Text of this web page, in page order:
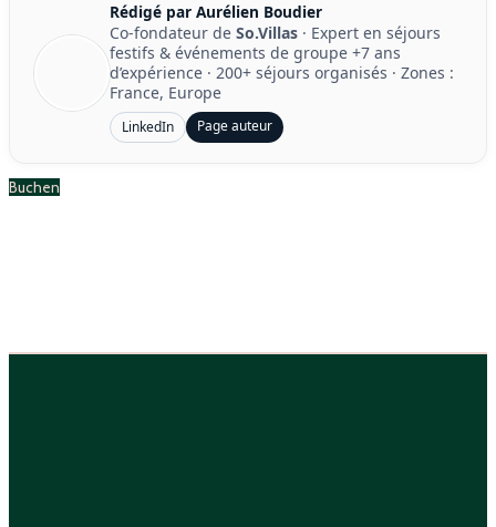
Rédigé par Aurélien Boudier
Co-fondateur de So.Villas · Expert en séjours
festifs & événements de groupe +7 ans
d’expérience · 200+ séjours organisés · Zones :
France, Europe
LinkedIn Page auteur
Buchen